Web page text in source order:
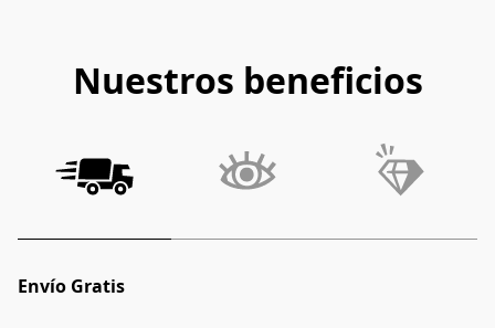
Nuestros beneficios
Envío Gratis